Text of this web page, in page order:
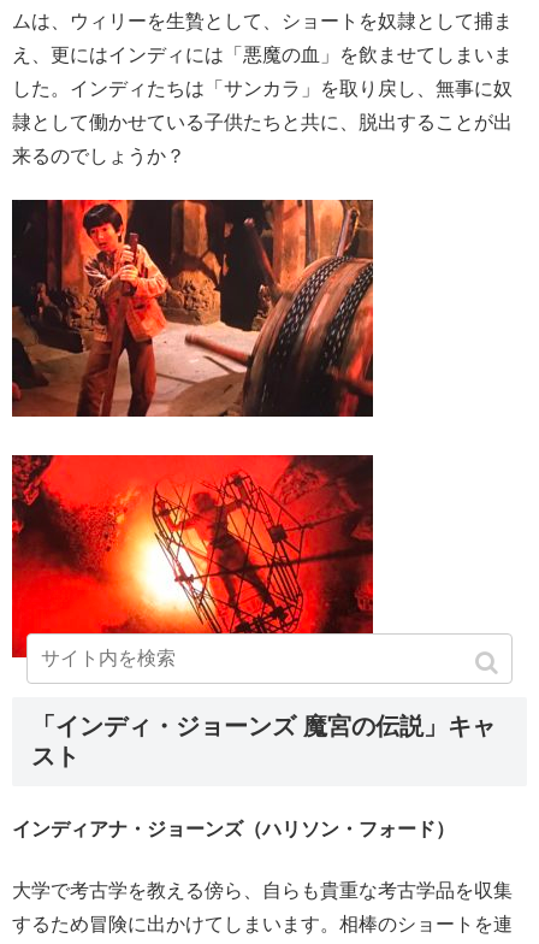
ムは、ウィリーを生贄として、ショートを奴隷として捕ま
え、更にはインディには「悪魔の血」を飲ませてしまいま
した。インディたちは「サンカラ」を取り戻し、無事に奴
隷として働かせている子供たちと共に、脱出することが出
来るのでしょうか？
「インディ・ジョーンズ 魔宮の伝説」キャ
スト
インディアナ・ジョーンズ（ハリソン・フォード）
大学で考古学を教える傍ら、自らも貴重な考古学品を収集
するため冒険に出かけてしまいます。相棒のショートを連